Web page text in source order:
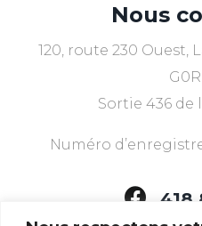
Nous
120, route 230 Ouest,
Sortie 436 de
Numéro
418